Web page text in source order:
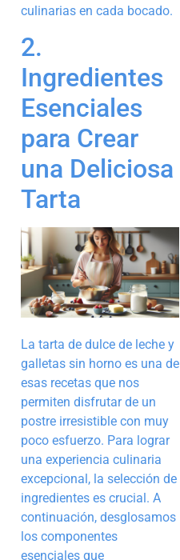
culinarias en cada bocado.
2.
Ingredientes
Esenciales
para Crear
una Deliciosa
Tarta
La tarta de dulce de leche y
galletas sin horno es una de
esas recetas que nos
permiten disfrutar de un
postre irresistible con muy
poco esfuerzo. Para lograr
una experiencia culinaria
excepcional, la selección de
ingredientes es crucial. A
continuación, desglosamos
los componentes
esenciales que